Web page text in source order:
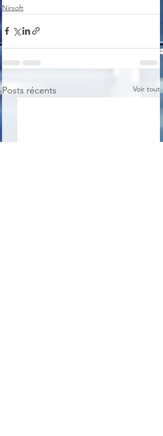
Nirsoft
Posts récents Voir tout